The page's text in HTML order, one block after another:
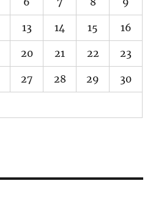
13 14 15 16
20 21 22 23
27 28 29 30